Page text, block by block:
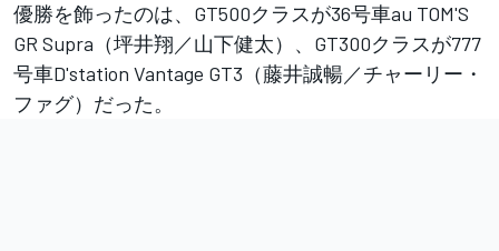
優勝を飾ったのは、GT500クラスが36号車au TOM'S
GR Supra（坪井翔／山下健太）、GT300クラスが777
号車D'station Vantage GT3（藤井誠暢／チャーリー・
ファグ）だった。